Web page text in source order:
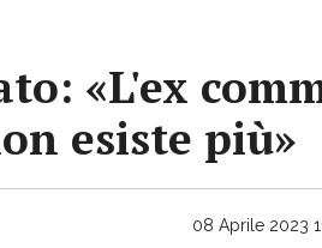
«L'ex
esiste più»
08 Aprile 2023